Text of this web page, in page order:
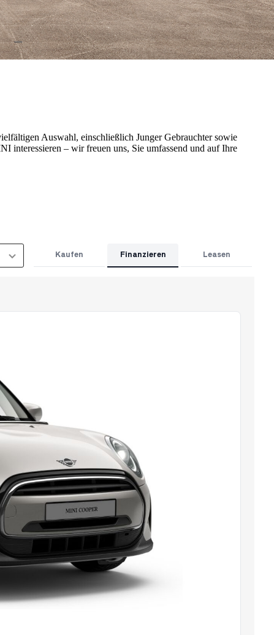
Auswahl, einschließlich Junger Gebrauchter sowie
interessieren – wir freuen uns, Sie umfassend und auf Ihre
Kaufen Finanzieren Leasen